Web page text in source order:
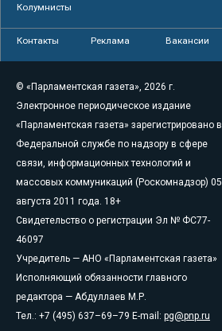
Колумнисты
Контакты Реклама Вакансии
© «Парламентская газета», 2026 г.
Электронное периодическое издание
«Парламентская газета» зарегистрировано в
Федеральной службе по надзору в сфере
связи, информационных технологий и
массовых коммуникаций (Роскомнадзор) 05
августа 2011 года. 18+
Свидетельство о регистрации Эл № ФС77-
46097
Учредитель — АНО «Парламентская газета»
Исполняющий обязанности главного
редактора — Абдуллаев М.Р.
Тел.: +7 (495) 637–69–79 E-mail: pg@pnp.ru